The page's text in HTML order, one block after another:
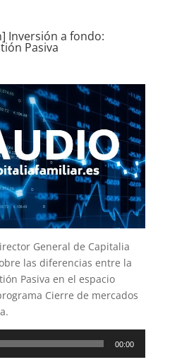
Inversión a fondo:
Pasiva
General de Capitalia
las diferencias entre la
Pasiva en el espacio
Cierre de mercados
00:00